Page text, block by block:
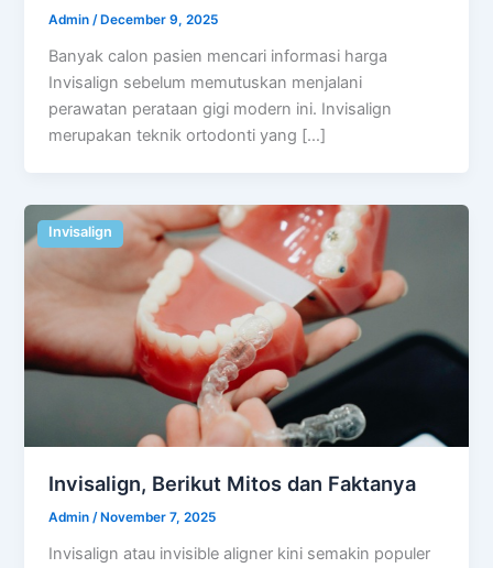
Admin/ December 9, 2025
Banyak calon pasien mencari informasi harga
Invisalign sebelum memutuskan menjalani
perawatan perataan gigi modern ini. Invisalign
merupakan teknik ortodonti yang […]
Invisalign
Invisalign, Berikut Mitos dan Faktanya
Admin/ November 7, 2025
Invisalign atau invisible aligner kini semakin populer